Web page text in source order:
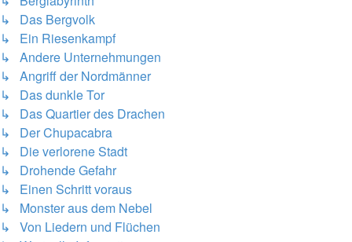
↳ Das Bergvolk
↳ Ein Riesenkampf
↳ Andere Unternehmungen
↳ Angriff der Nordmänner
↳ Das dunkle Tor
↳ Das Quartier des Drachen
↳ Der Chupacabra
↳ Die verlorene Stadt
↳ Drohende Gefahr
↳ Einen Schritt voraus
↳ Monster aus dem Nebel
↳ Von Liedern und Flüchen